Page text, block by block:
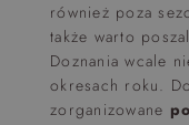
również poza
także warto
Doznania wcale
okresach roku.
zorganizowane